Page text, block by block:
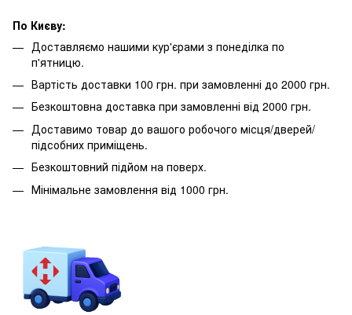
По Києву:
Доставляємо нашими кур'єрами з понеділка по
п'ятницю.
Вартість доставки 100 грн. при замовленні до 2000 грн.
Безкоштовна доставка при замовленні від 2000 грн.
Доставимо товар до вашого робочого місця/дверей/
підсобних приміщень.
Безкоштовний підйом на поверх.
Мінімальне замовлення від 1000 грн.